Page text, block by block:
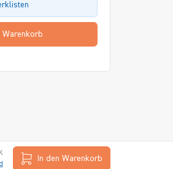
Warenkorb
In den Warenkorb